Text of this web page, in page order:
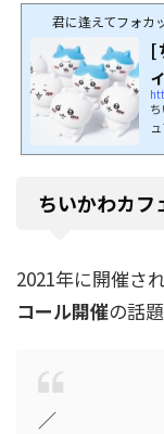
君に逢えてフォカ
[
ちいかわカフ
2021年に開催さ
コール開催の話
／